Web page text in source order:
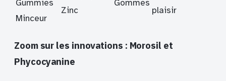
Gummies
Minceur
Zinc
Gommes
plaisir
Zoom sur les innovations : Morosil et
Phycocyanine